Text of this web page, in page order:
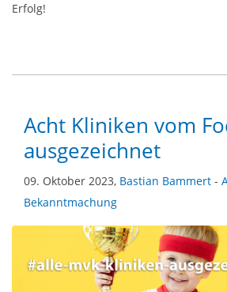
Erfolg!
Acht Kliniken vom
ausgezeichnet
09. Oktober 2023, Bastian Bammert -
Bekanntmachung